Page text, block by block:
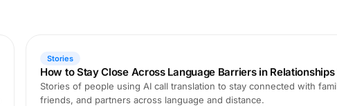
Stories
How to Stay Close Across Language Barriers in
Stories of people using AI call translation to stay connected with
friends, and partners across language and distance.